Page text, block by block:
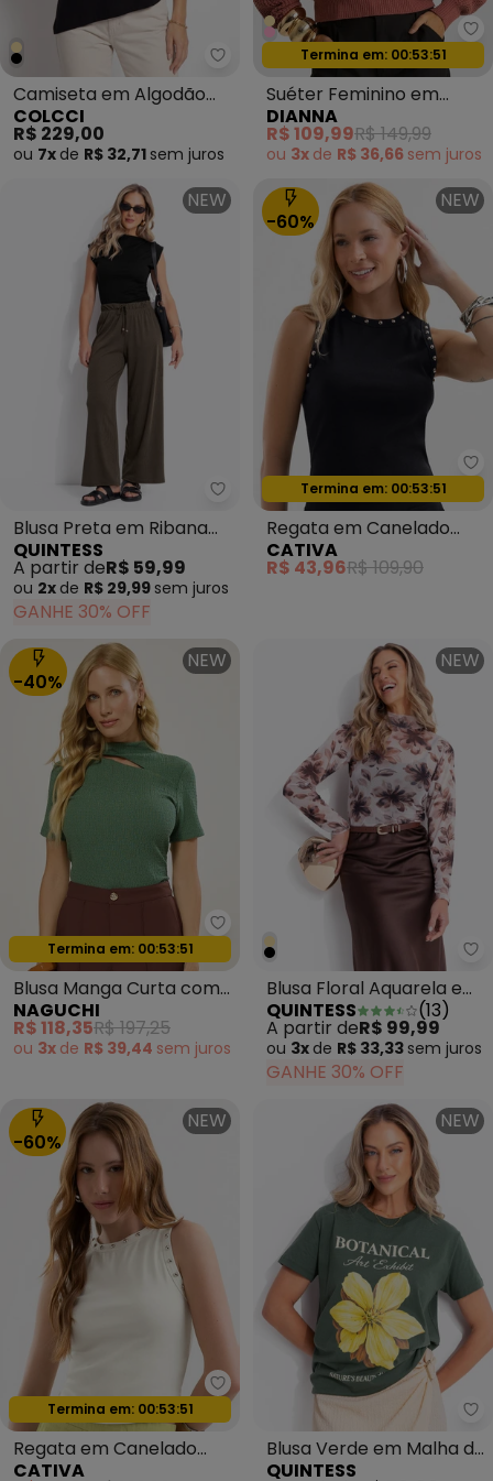
Colcci - Camiseta em Algodão
Camiseta em Algodão
Preto
COLCCI
R$ 229,00
ou 7x de R$ 32,71 sem juros
Oferta relâmpago
Termina em: 00:53:49
Suéter Feminino em
Tricot Rosa
DIANNA
R$ 109,99R$ 149,99
ou 3x de R$ 36,66 sem juros
NEW
Quintess - Blusa Preta em
Blusa Preta em Ribana
Canelada
QUINTESS
A partir deR$ 59,99
ou 2x de R$ 29,99 sem juros
GANHE 30% OFF
-60%
NEW
Oferta relâmpago
Termina em: 00:53:49
Regata em Canelado
Tricô Preto
CATIVA
R$ 43,96R$ 109,90
-40%
NEW
Naguchi - Blusa Manga Curta
Oferta relâmpago
Termina em: 00:53:49
Blusa Manga Curta com
Textura Verde Pimenta
NAGUCHI
R$ 118,35R$ 197,25
ou 3x de R$ 39,44 sem juros
NEW
Blusa Floral Aquarela em
Tule
QUINTESS (13)
A partir deR$ 99,99
ou 3x de R$ 33,33 sem juros
GANHE 30% OFF
-60%
NEW
Cativa - Regata em Canelado
Oferta relâmpago
Termina em: 00:53:49
Regata em Canelado
Tricô Off-White
CATIVA
NEW
Blusa Verde em Malha de
Algodão Penteado
QUINTESS